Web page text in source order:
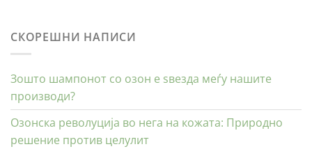
СКОРЕШНИ НАПИСИ
Зошто шампонот со озон е ѕвезда меѓу нашите
производи?
Озонска револуција во нега на кожата: Природно
решение против целулит